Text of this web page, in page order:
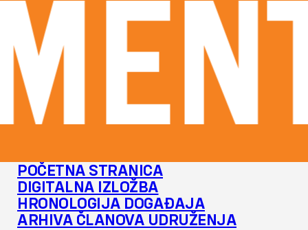
POČETNA STRANICA
DIGITALNA IZLOŽBA
HRONOLOGIJA DOGAĐAJA
ARHIVA ČLANOVA UDRUŽENJA